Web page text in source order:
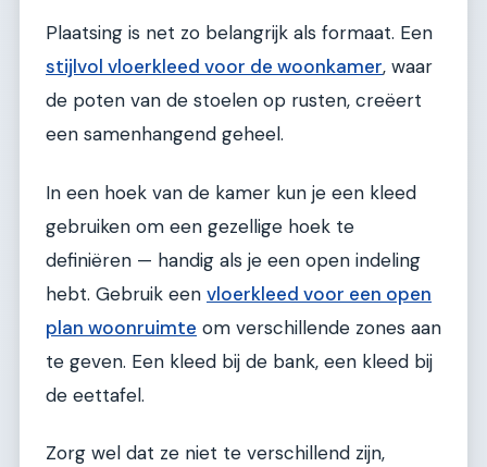
Plaatsing is net zo belangrijk als formaat. Een
stijlvol vloerkleed voor de woonkamer, waar
de poten van de stoelen op rusten, creëert
een samenhangend geheel.
In een hoek van de kamer kun je een kleed
gebruiken om een gezellige hoek te
definiëren — handig als je een open indeling
hebt. Gebruik een vloerkleed voor een open
plan woonruimte om verschillende zones aan
te geven. Een kleed bij de bank, een kleed bij
de eettafel.
Zorg wel dat ze niet te verschillend zijn,